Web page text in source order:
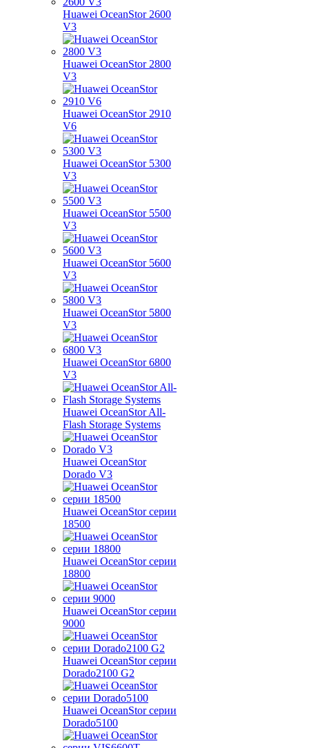
Huawei OceanStor 2600
V3
Huawei OceanStor 2800
V3
Huawei OceanStor 2910
V6
Huawei OceanStor 5300
V3
Huawei OceanStor 5500
V3
Huawei OceanStor 5600
V3
Huawei OceanStor 5800
V3
Huawei OceanStor 6800
V3
Huawei OceanStor All-
Flash Storage Systems
Huawei OceanStor
Dorado V3
Huawei OceanStor серии
18500
Huawei OceanStor серии
18800
Huawei OceanStor серии
9000
Huawei OceanStor серии
Dorado2100 G2
Huawei OceanStor серии
Dorado5100